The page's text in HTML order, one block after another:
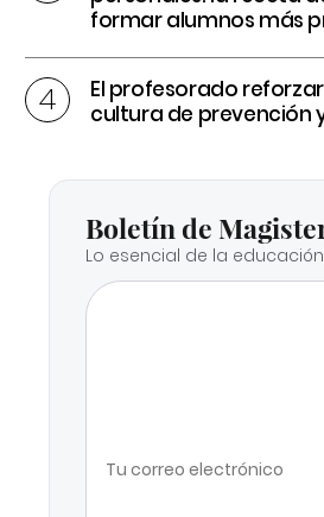
formar alumnos más
El profesorado
cultura de prevención
Boletín de
Lo esencial de la